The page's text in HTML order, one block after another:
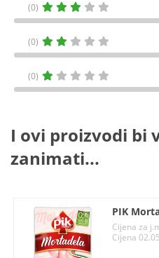
(0)
(0)
(0)
I ovi proizvodi bi
zanimati...
PIK
Cijena za
Cijena